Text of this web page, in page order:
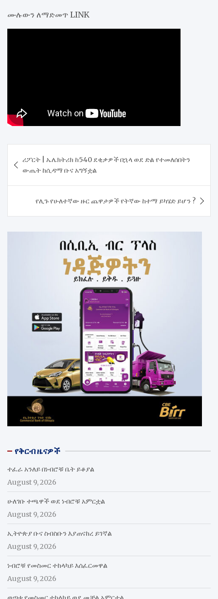
ሙሉውን ለማድመጥ LINK
navigation
ሪፖርት | ኤሌክትሪክ ከ540 ደቂቃዎች በኋላ ወደ ድል የተመለሰበትን
ውጤት ከሲዳማ ቡና አግኝቷል
የሊጉ የሁለተኛው ዙር ጨዋታዎች የትኛው ከተማ ይካሄድ ይሆን ?
የቅርብ ዜናዎች
ተፈራ አንለይ በነብሮቹ ቤት ይቆያል
August 9, 2026
ሁለገቡ ተጫዋች ወደ ነብሮቹ አምርቷል
August 9, 2026
ኢትዮጵያ ቡና ስብስቡን እያጠናከረ ይገኛል
August 9, 2026
ነብሮቹ የመስመር ተከላካይ እሰፈርመዋል
August 9, 2026